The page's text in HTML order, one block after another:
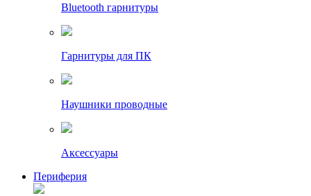
Bluetooth гарнитуры
Гарнитуры для ПК
Наушники проводные
Аксессуары
Периферия